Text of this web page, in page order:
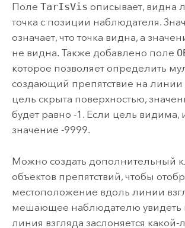
Поле TarIsVis описывает, видна
точка с позиции наблюдателя.
означает, что точка видна, а
не видна. Также добавлено поле
которое позволяет определить
создающий препятствие на линии
цель скрыта поверхностью,
будет равно -1. Если цель видима,
значение -9999.
Можно создать дополнительный
объектов препятствий, чтобы
местоположение вдоль линии
мешающее наблюдателю увидеть
линия взгляда заслоняется какой-